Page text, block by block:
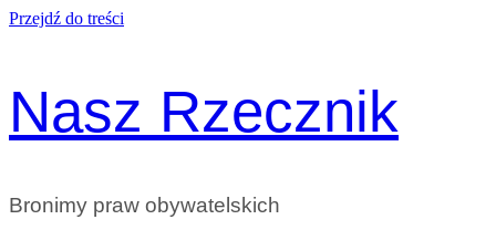
Przejdź do treści
Nasz Rzecznik
Bronimy praw obywatelskich